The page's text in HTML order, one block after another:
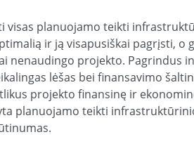
visas planuojamo teikti
ir ją visapusiškai pagrįsti, o
nenaudingo projekto. Pagrindus
lėšas bei finansavimo
projekto finansinę ir
planuojamo teikti